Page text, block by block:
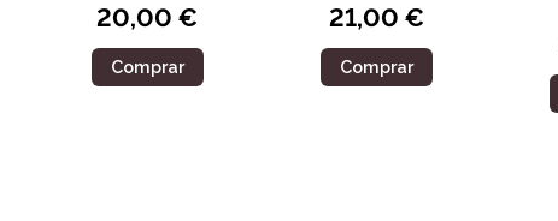
20,00 €
Comprar
21,00 €
Comprar